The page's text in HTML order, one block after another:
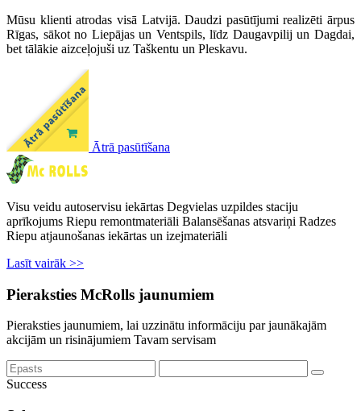
Mūsu klienti atrodas visā Latvijā. Daudzi pasūtījumi realizēti ārpus
Rīgas, sākot no Liepājas un Ventspils, līdz Daugavpilij un Dagdai,
bet tālākie aizceļojuši uz Taškentu un Pleskavu.
Ātrā pasūtīšana
Visu veidu autoservisu iekārtas Degvielas uzpildes staciju
aprīkojums Riepu remontmateriāli Balansēšanas atsvariņi Radzes
Riepu atjaunošanas iekārtas un izejmateriāli
Lasīt vairāk >>
Pieraksties McRolls jaunumiem
Pieraksties jaunumiem, lai uzzinātu informāciju par jaunākajām
akcijām un risinājumiem Tavam servisam
Success